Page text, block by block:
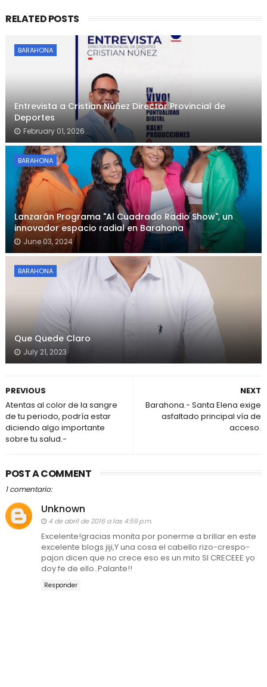
RELATED POSTS
BARAHONA
Entrevista a Cristian Núñez Director Provincial de
Deportes
February 01, 2026
BARAHONA
Lanzarán Programa "Al Cuadrado Radio Show", un
innovador espacio radial en Barahona
June 03, 2024
BARAHONA
Que Quede Claro
July 21, 2023
NEXT
Barahona.- Santa Elena exige
asfaltado principal vía de
acceso.
PREVIOUS
Atentas al color de la sangre
de tu periodo, podría estar
diciendo algo importante
sobre tu salud.-
POST A COMMENT
1 comentario:
Unknown
4 de abril de 2016 a las 4:59 p.m.
Excelente!gracias monita por ponerme a brillar en este
excelente blogs jiji,Y una cosa el cabello rizo-crespo-
pajon dicen que no crece eso es un mito SI CRECEEE yo
doy fe de ello..Palante!!
Responder